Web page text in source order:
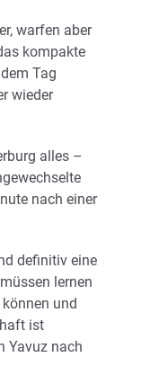
warfen aber
kompakte
Tag
wieder
alles –
nach einer
definitiv eine
lernen
und
ist
Yavuz nach